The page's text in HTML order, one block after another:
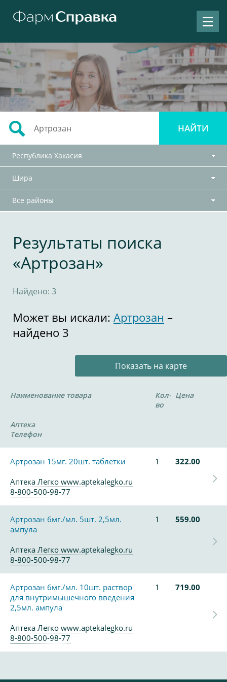
Республика Хакасия
Шира
Все районы
Результаты поиска
«Артрозан»
Найдено: 3
Может вы искали: Артрозан –
найдено 3
Показать на карте
Наименование товара
Кол-
во
Цена
Аптека
Телефон
Артрозан 15мг. 20шт. таблетки 1
322.00
Аптека Легко www.aptekalegko.ru
8-800-500-98-77
Артрозан 6мг./мл. 5шт. 2,5мл.
ампула
1 559.00
Аптека Легко www.aptekalegko.ru
8-800-500-98-77
Артрозан 6мг./мл. 10шт. раствор
для внутримышечного введения
2,5мл. ампула
1 719.00
Аптека Легко www.aptekalegko.ru
8-800-500-98-77